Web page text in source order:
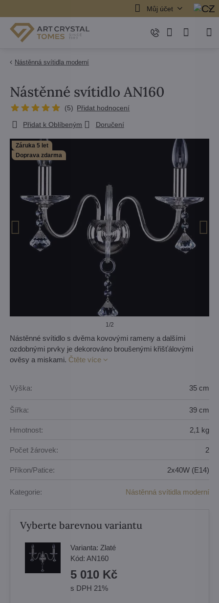
Můj účet
Nástěnná svítidla moderní
Záruka 5 let
Doprava zdarma
1/2
Nástěnné svítidlo AN160
(5) Přidat hodnocení
Přidat k Oblíbeným Doručení
Nástěnné svítidlo s dvěma kovovými rameny a dalšími
ozdobnými prvky je dekorováno broušenými křišťálovými
ověsy a miskami. Čtěte více
Výška: 35 cm
Šířka: 39 cm
Hmotnost: 2,1 kg
Počet žárovek: 2
Příkon/Patice: 2x40W (E14)
Kategorie: Nástěnná svítidla moderní
Vyberte barevnou variantu
Varianta: Zlaté
Kód: AN160
5 010 Kč
s DPH 21%